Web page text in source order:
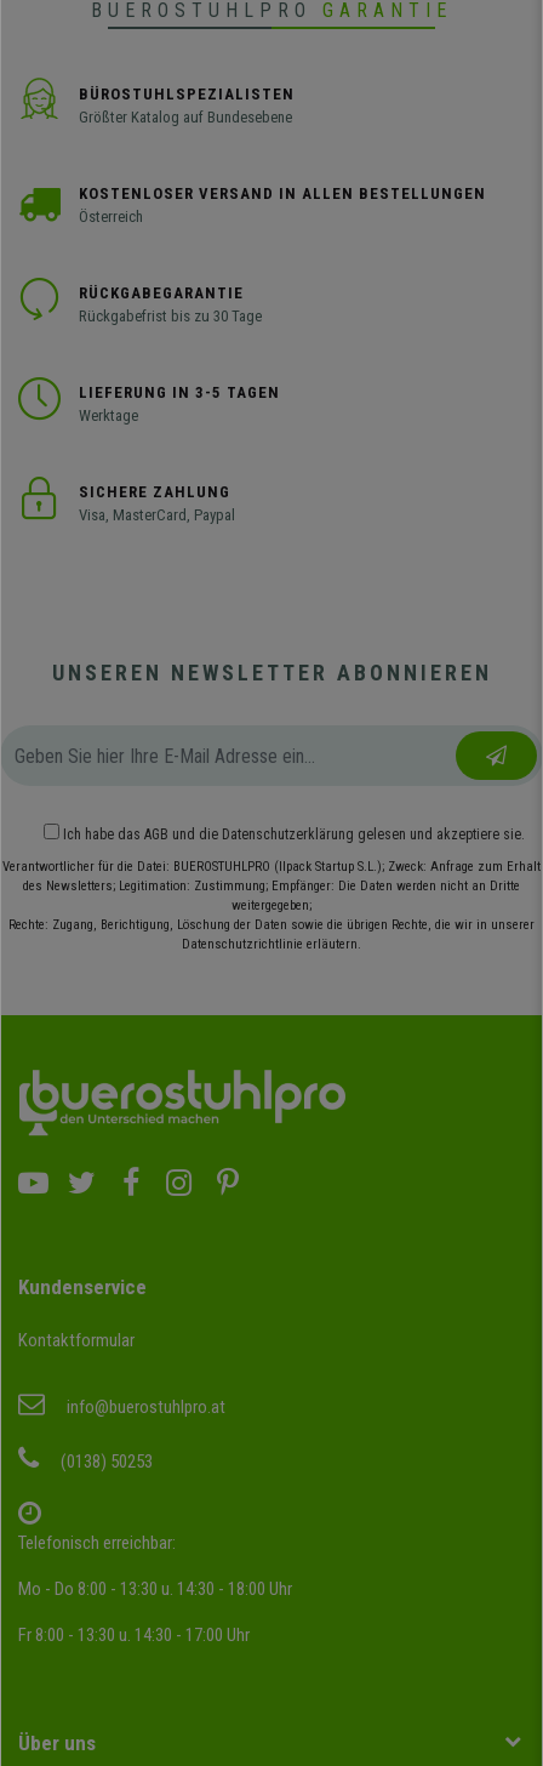
BUEROSTUHLPRO GARANTIE
BÜROSTUHLSPEZIALISTEN
Größter Katalog auf Bundesebene
KOSTENLOSER VERSAND IN ALLEN BESTELLUNGEN
Österreich
RÜCKGABEGARANTIE
Rückgabefrist bis zu 30 Tage
LIEFERUNG IN 3-5 TAGEN
Werktage
SICHERE ZAHLUNG
Visa, MasterCard, Paypal
UNSEREN NEWSLETTER ABONNIEREN
Ich habe das AGB und die Datenschutzerklärung gelesen und akzeptiere sie.
Verantwortlicher für die Datei: BUEROSTUHLPRO (Ilpack Startup S.L.); Zweck: Anfrage zum Erhalt
des Newsletters; Legitimation: Zustimmung; Empfänger: Die Daten werden nicht an Dritte
weitergegeben;
Rechte: Zugang, Berichtigung, Löschung der Daten sowie die übrigen Rechte, die wir in unserer
Datenschutzrichtlinie erläutern.
Kundenservice
Kontaktformular
info@buerostuhlpro.at
(0138) 50253
Telefonisch erreichbar:
Mo - Do 8:00 - 13:30 u. 14:30 - 18:00 Uhr
Fr 8:00 - 13:30 u. 14:30 - 17:00 Uhr
Über uns